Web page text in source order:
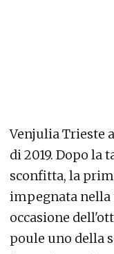
Venjulia Trieste
di 2019. Dopo la
sconfitta, la
impegnata nella
occasione
poule uno della